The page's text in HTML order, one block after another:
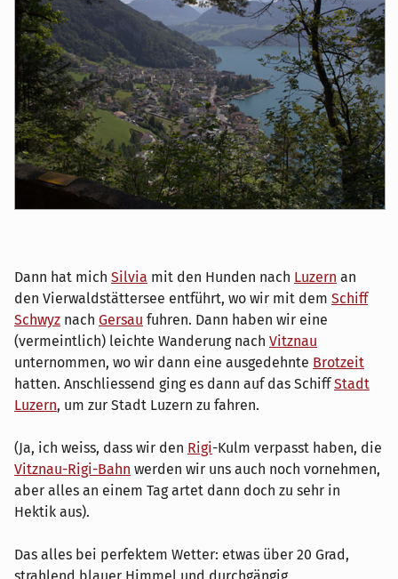
Dann hat mich Silvia mit den Hunden nach Luzern an
den Vierwaldstättersee entführt, wo wir mit dem Schiff
Schwyz nach Gersau fuhren. Dann haben wir eine
(vermeintlich) leichte Wanderung nach Vitznau
unternommen, wo wir dann eine ausgedehnte Brotzeit
hatten. Anschliessend ging es dann auf das SchiffStadt
Luzern, um zur Stadt Luzern zu fahren.
(Ja, ich weiss, dass wir den Rigi-Kulm verpasst haben, die
Vitznau-Rigi-Bahn werden wir uns auch noch vornehmen,
aber alles an einem Tag artet dann doch zu sehr in
Hektik aus).
Das alles bei perfektem Wetter: etwas über 20 Grad,